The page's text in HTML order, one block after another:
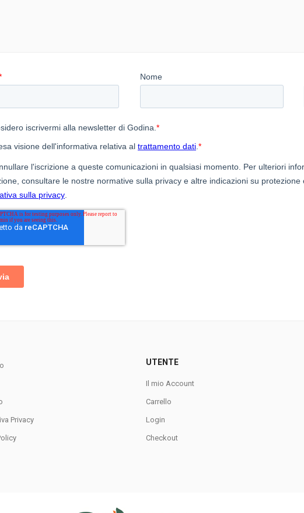
Privacy
UTENTE
Il mio Account
Carrello
Login
Checkout